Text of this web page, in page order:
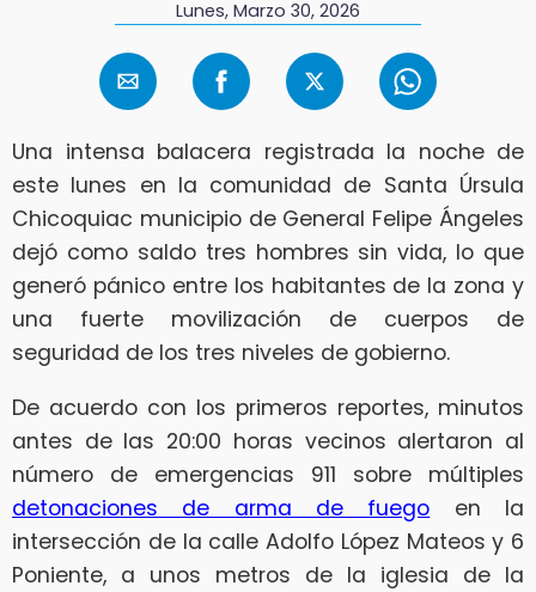
Lunes, Marzo 30, 2026
Una intensa balacera registrada la noche de
este lunes en la comunidad de Santa Úrsula
Chicoquiac municipio de General Felipe Ángeles
dejó como saldo tres hombres sin vida, lo que
generó pánico entre los habitantes de la zona y
una fuerte movilización de cuerpos de
seguridad de los tres niveles de gobierno.
De acuerdo con los primeros reportes, minutos
antes de las 20:00 horas vecinos alertaron al
número de emergencias 911 sobre múltiples
detonaciones de arma de fuego en la
intersección de la calle Adolfo López Mateos y 6
Poniente, a unos metros de la iglesia de la